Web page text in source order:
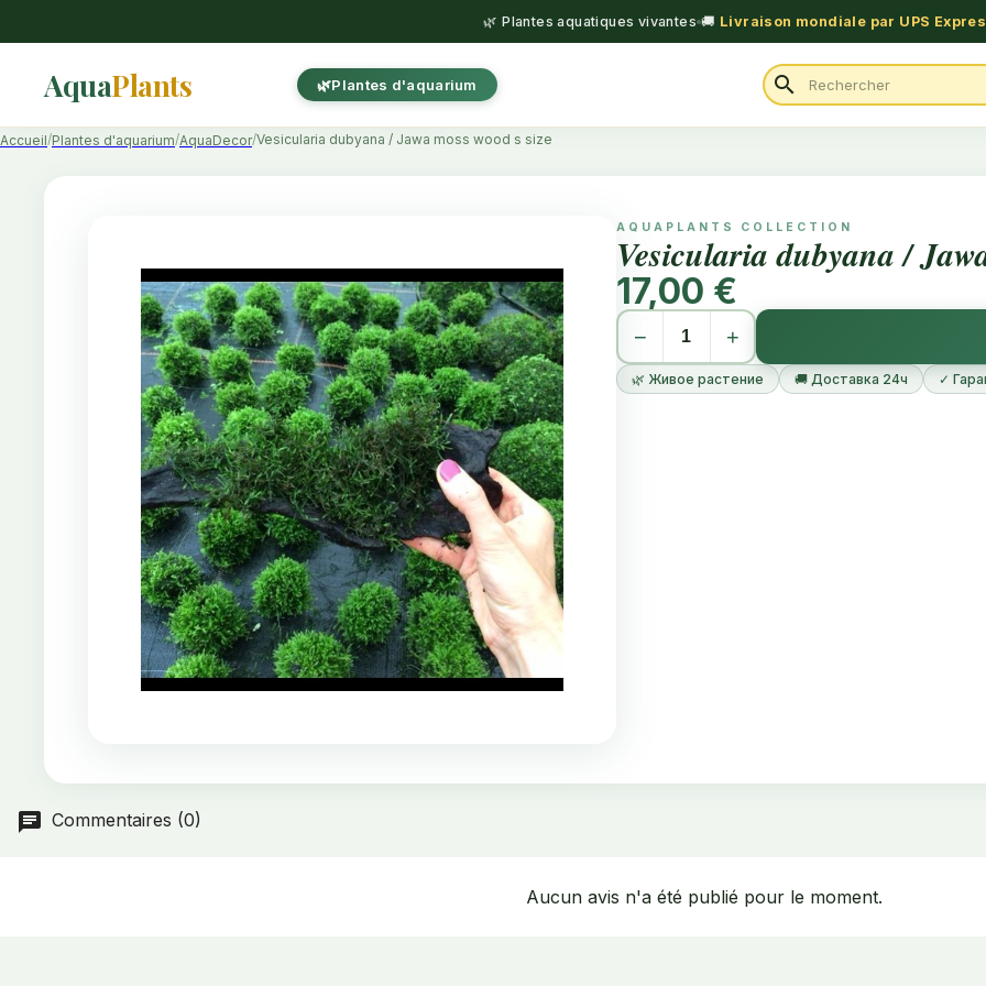
🌿 Plantes aquatiques vivantes 🚚 Livraison mondiale par UPS
AquaPlants Plantes d'aquarium search
Accueil Plantes d'aquarium AquaDecor Vesicularia dubyana / Jawa moss wood s size
AQUAPLANTS COLLECTION
Vesicularia dubyana /
17,00 €
− +
🌿 Живое растение 🚚 Доставка 24ч ✓
Commentaires (0)
Aucun avis n'a été publié pour le moment.